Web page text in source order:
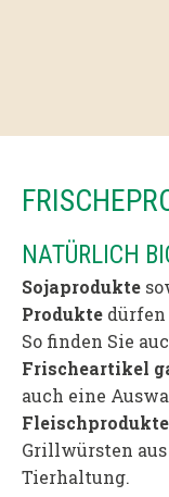
NATÜRLICH
Sojaprodukte
Produkte
So finden Sie
Frischeartikel
auch eine
Grillwürsten
Tierhaltung.